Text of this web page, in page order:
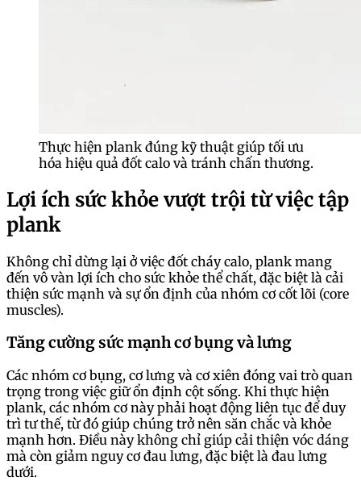
Thực hiện plank đúng kỹ thuật giúp tối ưu
hóa hiệu quả đốt calo và tránh chấn thương.
Lợi ích sức khỏe vượt trội từ việc tập
plank
Không chỉ dừng lại ở việc đốt cháy calo, plank mang
đến vô vàn lợi ích cho sức khỏe thể chất, đặc biệt là cải
thiện sức mạnh và sự ổn định của nhóm cơ cốt lõi (core
muscles).
Tăng cường sức mạnh cơ bụng và lưng
Các nhóm cơ bụng, cơ lưng và cơ xiên đóng vai trò quan
trọng trong việc giữ ổn định cột sống. Khi thực hiện
plank, các nhóm cơ này phải hoạt động liên tục để duy
trì tư thế, từ đó giúp chúng trở nên săn chắc và khỏe
mạnh hơn. Điều này không chỉ giúp cải thiện vóc dáng
mà còn giảm nguy cơ đau lưng, đặc biệt là đau lưng
dưới.